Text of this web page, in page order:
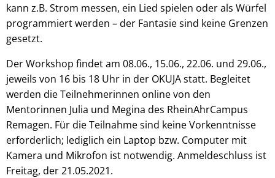
kann z.B. Strom messen, ein Lied spielen oder als Würfel
programmiert werden – der Fantasie sind keine Grenzen
gesetzt.
Der Workshop findet am 08.06., 15.06., 22.06. und 29.06.,
jeweils von 16 bis 18 Uhr in der OKUJA statt. Begleitet
werden die Teilnehmerinnen online von den
Mentorinnen Julia und Megina des RheinAhrCampus
Remagen. Für die Teilnahme sind keine Vorkenntnisse
erforderlich; lediglich ein Laptop bzw. Computer mit
Kamera und Mikrofon ist notwendig. Anmeldeschluss ist
Freitag, der 21.05.2021.